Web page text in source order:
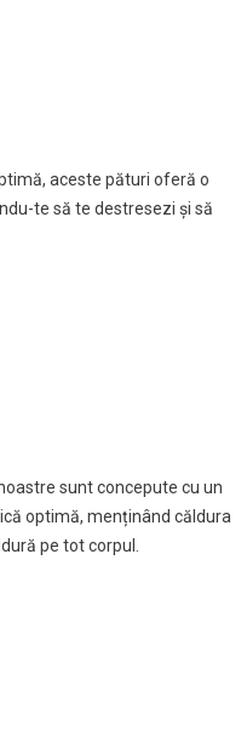
aceste pături oferă o
te să te destresezi și să
sunt concepute cu un
optimă, menținând căldura
pe tot corpul.